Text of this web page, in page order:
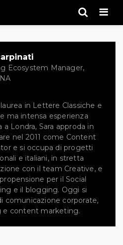
Ecosystem Manager,
in Lettere Classiche e
ma intensa esperienza
a Londra, Sara approda in
nel 2011 come Content
e si occupa di progetti
e italiani, in stretta
con il team Creative, e
per il Social
e il blogging. Oggi si
comunicazione corporate,
e content marketing.